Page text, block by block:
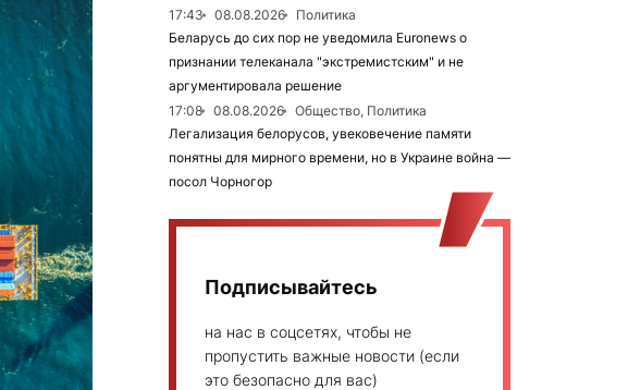
17:43
08.08.2026
Политика
Беларусь до сих пор не уведомила Euronews о
признании телеканала "экстремистским" и не
аргументировала решение
17:08
08.08.2026
Общество, Политика
Легализация белорусов, увековечение памяти
понятны для мирного времени, но в Украине война —
посол Чорногор
Подписывайтесь
на нас в соцсетях, чтобы не
пропустить важные новости (если
это безопасно для вас)